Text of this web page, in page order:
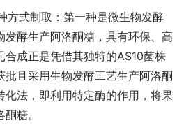
方式制取：第一种是微生物发酵
发酵生产阿洛酮糖，具有环保、高
合成正是凭借其独特的AS10菌株
批且采用生物发酵工艺生产阿洛酮
化法，即利用特定酶的作用，将果
糖。